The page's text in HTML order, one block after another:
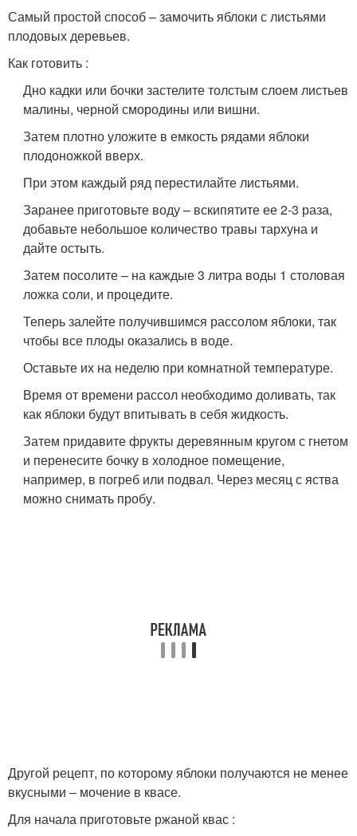
Самый простой способ – замочить яблоки с листьями
плодовых деревьев.
Как готовить :
Дно кадки или бочки застелите толстым слоем листьев
малины, черной смородины или вишни.
Затем плотно уложите в емкость рядами яблоки
плодоножкой вверх.
При этом каждый ряд перестилайте листьями.
Заранее приготовьте воду – вскипятите ее 2-3 раза,
добавьте небольшое количество травы тархуна и
дайте остыть.
Затем посолите – на каждые 3 литра воды 1 столовая
ложка соли, и процедите.
Теперь залейте получившимся рассолом яблоки, так
чтобы все плоды оказались в воде.
Оставьте их на неделю при комнатной температуре.
Время от времени рассол необходимо доливать, так
как яблоки будут впитывать в себя жидкость.
Затем придавите фрукты деревянным кругом с гнетом
и перенесите бочку в холодное помещение,
например, в погреб или подвал. Через месяц с яства
можно снимать пробу.
Другой рецепт, по которому яблоки получаются не менее
вкусными – мочение в квасе.
Для начала приготовьте ржаной квас :